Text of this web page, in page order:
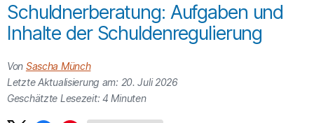
Schuldnerberatung: Aufgaben und
Inhalte der Schuldenregulierung
Von Sascha Münch
Letzte Aktualisierung am: 20. Juli 2026
Geschätzte Lesezeit:4 Minuten